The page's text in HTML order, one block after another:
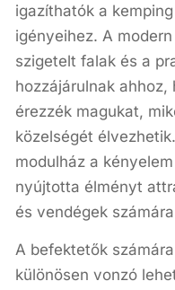
igazíthatók a
igényeihez. A
szigetelt falak és a
hozzájárulnak
érezzék magukat,
közelségét
modulház a
nyújtotta élményt
és vendégek
A befektetők
különösen vonzó